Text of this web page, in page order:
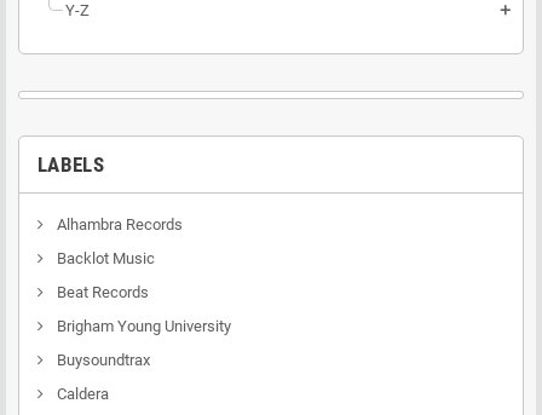
Y-Z add
LABELS
Alhambra Records
Backlot Music
Beat Records
Brigham Young University
Buysoundtrax
Caldera